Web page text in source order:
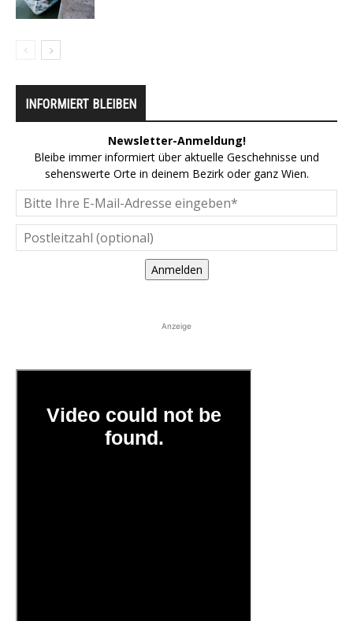
INFORMIERT BLEIBEN
Newsletter-Anmeldung!
Bleibe immer informiert über aktuelle Geschehnisse und
sehenswerte Orte in deinem Bezirk oder ganz Wien.
Anmelden
Anzeige